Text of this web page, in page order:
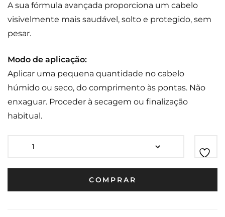
A sua fórmula avançada proporciona um cabelo
visivelmente mais saudável, solto e protegido, sem
pesar.
Modo de aplicação:
Aplicar uma pequena quantidade no cabelo
húmido ou seco, do comprimento às pontas. Não
enxaguar. Proceder à secagem ou finalização
habitual.
COMPRAR